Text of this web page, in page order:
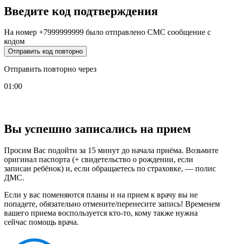
Введите код подтверждения
На номер +7999999999 было отправлено СМС сообщение с
кодом
Отправить код повторно
Отправить повторно через
01:00
Вы успешно записались на прием
Просим Вас подойти за 15 минут до начала приёма. Возьмите
оригинал паспорта (+ свидетельство о рождении, если
записан ребёнок) и, если обращаетесь по страховке, — полис
ДМС.
Если у вас поменяются планы и на прием к врачу вы не
попадете, обязательно отмените/перенесите запись! Временем
вашего приема воспользуется кто-то, кому также нужна
сейчас помощь врача.